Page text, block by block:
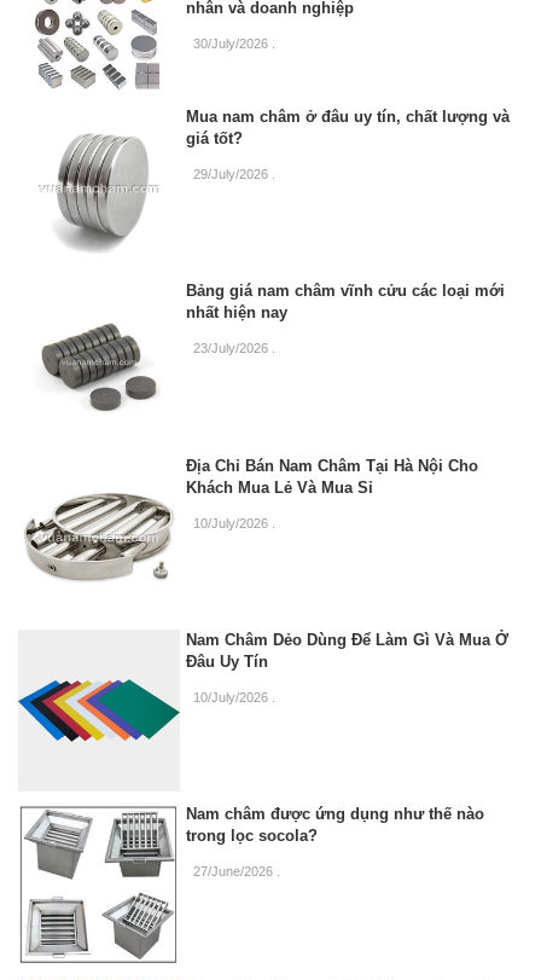
nhân và doanh nghiệp
30/July/2026 .
Mua nam châm ở đâu uy tín, chất lượng và
giá tốt?
29/July/2026
Bảng giá nam châm vĩnh cửu các loại mới
nhất hiện nay
23/July/2026
Địa Chỉ Bán Nam Châm Tại Hà Nội Cho
Khách Mua Lẻ Và Mua Sỉ
10/July/2026
Nam Châm Dẻo Dùng Để Làm Gì Và Mua Ở
Đâu Uy Tín
10/July/2026
Nam châm được ứng dụng như thế nào
trong lọc socola?
27/June/2026